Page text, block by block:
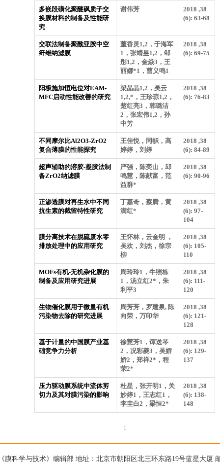
多嵌段磺化聚醚砜质子交
换膜材料的制备及性能研
究
谢伟芳
2018 ,38
(6): 63-68
交联法制备聚酰亚胺中空
纤维纳滤膜
董香灵1,2，于海军
1，张靖昱1,2，邹
彤1,2，金焱3，王
丽娜*1，曹义鸣1
2018 ,38
(6): 69-75
阳极施加恒电位对EAM-
MFC启动性能改善的研究
梁晶晶1,2，吴云
1,2,*，王珍琼1,2，
楚红亮3，韩璐洁
2，张宏伟1,2，孙
中芳
2018 ,38
(6): 76-83
不同摩尔比Al2O3-ZrO2
复合薄膜的性能探究
王佳悦，同帜，高
婷婷，刘婷
2018 ,38
(6): 84-89
超声辅助的溶胶-凝胶法制
备ZrO2纳滤膜
严强，陈奕山，邱
鸣慧，陈献富，范
益群*
2018 ,38
(6): 90-96
正渗透膜对再生水中不同
抗生素的截留特性研究
丁嘉奇，蔡腾，黄
满红*
2018 ,38
(6): 97-
104
膜分离技术在脱硫废水零
排放处理中的应用研究
王怀林，云金明 ，
吴欢，刘杰，徐宗
柳
2018 ,38
(6): 105-
110
MOFs有机-无机杂化膜的
制备及应用研究进展
周玲玲1，牛照栋
1，汤立红2*，朱
利平3
2018 ,38
(6): 111-
120
生物催化膜用于微量有机
污染物去除的研究进展
周芳芳，罗建泉, 陈
向荣，万印华
2018 ,38
(6): 121-
128
基于计量的中国膜产业基
础竞争力分析
徐慧芳1，谭送琴
2，况彩菱3，吴娇
娇2，郑祥2*，程
荣2*
2018 ,38
(6): 129-
137
压力驱动膜系统中流体剪
切力及其对膜污染的影响
杜星，张开明1，关
妙婷1，王志红1，
李圭白2，梁恒2*
2018 ,38
(6): 138-
148
1
膜科学与技术》编辑部 地址：北京市朝阳区北三环东路19号蓝星大厦